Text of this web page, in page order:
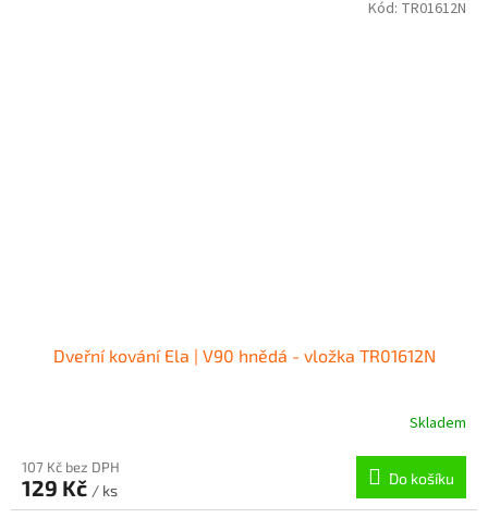
Dveřní kování Ela | V90 hnědá - vložka TR01612N
Skladem
107 Kč bez DPH
129 Kč / ks
Do košíku
Kód: TR01612N